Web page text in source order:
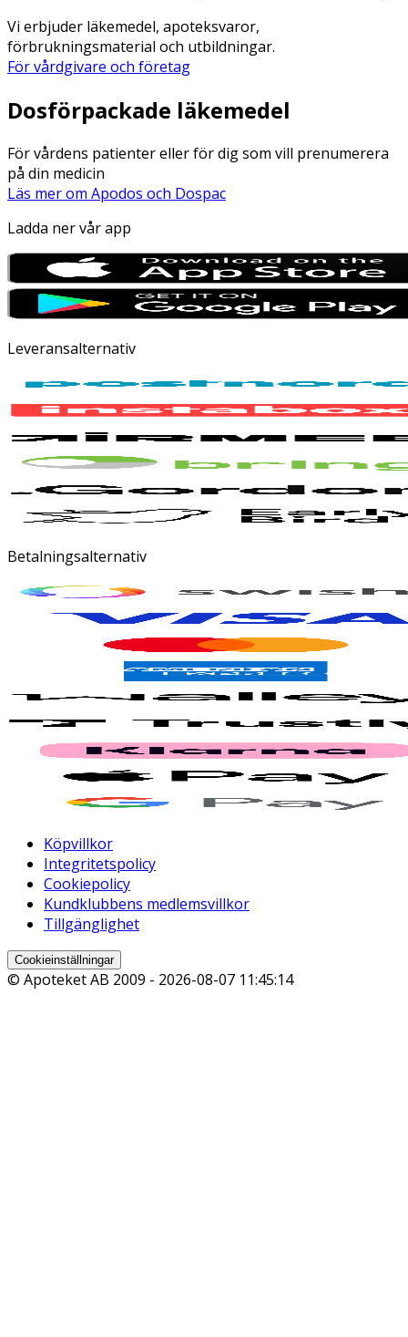
Vi erbjuder läkemedel, apoteksvaror,
förbrukningsmaterial och utbildningar.
För vårdgivare och företag
Dosförpackade läkemedel
För vårdens patienter eller för dig som vill prenumerera
på din medicin
Läs mer om Apodos och Dospac
Ladda ner vår app
Leveransalternativ
Betalningsalternativ
Köpvillkor
Integritetspolicy
Cookiepolicy
Kundklubbens medlemsvillkor
Tillgänglighet
Cookieinställningar
© Apoteket AB 2009 - 2026-08-07 11:45:14